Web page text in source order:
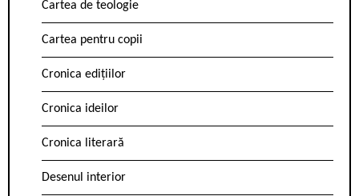
Cartea de teologie
Cartea pentru copii
Cronica edițiilor
Cronica ideilor
Cronica literară
Desenul interior